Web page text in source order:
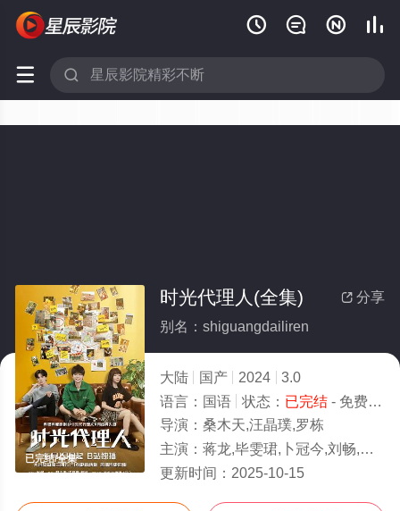
   
 
已完结/全集
 分享
时光代理人(全集)
别名：shiguangdailiren
大陆 国产 2024
3.0
语言： 国语 状态： 已完结- 免费在线观看
导演： 桑木天,汪晶璞,罗栋
主演： 蒋龙,毕雯珺,卜冠今,刘畅,金世佳,周放,薛佳凝,吴昊宸,曾毅,薛皓文,蒋宜儒,黄灿灿,蒋梦婕,苑琼丹
更新时间： 2025-10-15